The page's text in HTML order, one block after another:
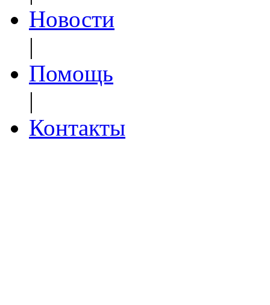
Новости
|
Помощь
|
Контакты